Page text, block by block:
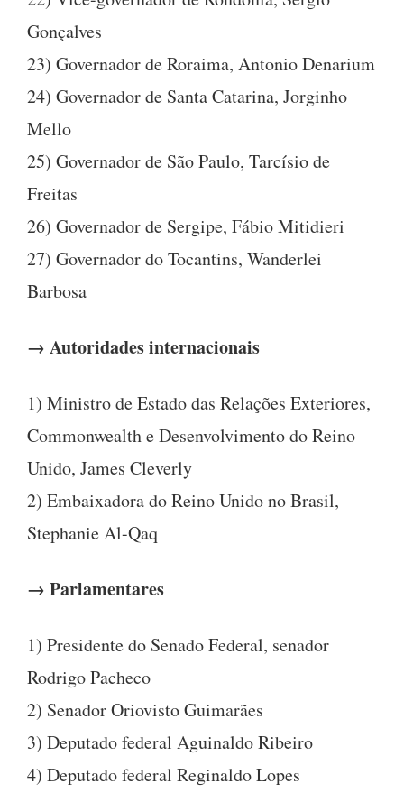
Gonçalves
23) Governador de Roraima, Antonio Denarium
24) Governador de Santa Catarina, Jorginho
Mello
25) Governador de São Paulo, Tarcísio de
Freitas
26) Governador de Sergipe, Fábio Mitidieri
27) Governador do Tocantins, Wanderlei
Barbosa
→ Autoridades internacionais
1) Ministro de Estado das Relações Exteriores,
Commonwealth e Desenvolvimento do Reino
Unido, James Cleverly
2) Embaixadora do Reino Unido no Brasil,
Stephanie Al-Qaq
→ Parlamentares
1) Presidente do Senado Federal, senador
Rodrigo Pacheco
2) Senador Oriovisto Guimarães
3) Deputado federal Aguinaldo Ribeiro
4) Deputado federal Reginaldo Lopes